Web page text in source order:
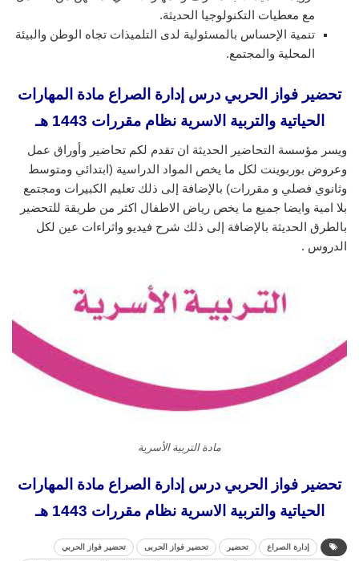
مع معطيات التكنولوجيا الحديثة.
تنمية الإحساس بالمسئولية لدى التلميذات تجاه الوطن والبيئة
المحلية والمجتمع.
تحضير فواز الحربي درس إدارة الصراع مادة المهارات
الحياتية والتربية الاسرية نظام مقررات 1443 هـ
ويسر مؤسسة التحاضير الحديثة ان تقدم لكم تحاضير وأوراق عمل
وعروض بوربوينت لكل ما يخص المواد الدراسية (ابتدائي ومتوسط
وثانوي فصلي و مقررات) بالإضافة إلى ذلك تعليم الكبيرات ومجتمع
بلا امية وايضا جميع ما يخص رياض الاطفال اكثر من طريقة للتحضير
بالطرق الحديثة بالإضافة إلى ذلك شرح فيديو واثراءات عين لكل
الدروس .
مادة التربية الأسرية
تحضير فواز الحربي درس إدارة الصراع مادة المهارات
الحياتية والتربية الاسرية نظام مقررات 1443 هـ
إدارة الصراع تحضير تحضير فواز الحربى تحضير فواز الحربي